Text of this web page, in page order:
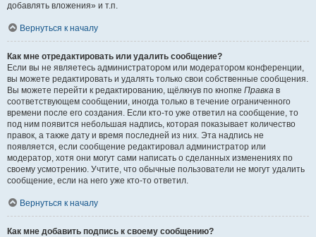
добавлять вложения» и т.п.
Вернуться к началу
Как мне отредактировать или удалить сообщение?
Если вы не являетесь администратором или модератором конференции,
вы можете редактировать и удалять только свои собственные сообщения.
Вы можете перейти к редактированию, щёлкнув по кнопке Правка в
соответствующем сообщении, иногда только в течение ограниченного
времени после его создания. Если кто-то уже ответил на сообщение, то
под ним появится небольшая надпись, которая показывает количество
правок, а также дату и время последней из них. Эта надпись не
появляется, если сообщение редактировал администратор или
модератор, хотя они могут сами написать о сделанных изменениях по
своему усмотрению. Учтите, что обычные пользователи не могут удалить
сообщение, если на него уже кто-то ответил.
Вернуться к началу
Как мне добавить подпись к своему сообщению?